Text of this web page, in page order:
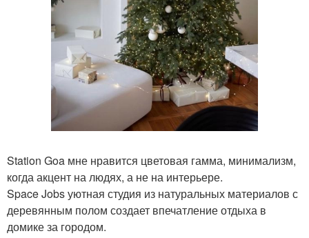
Station Goa мне нравится цветовая гамма, минимализм,
когда акцент на людях, а не на интерьере.
Space Jobs уютная студия из натуральных материалов с
деревянным полом создает впечатление отдыха в
домике за городом.